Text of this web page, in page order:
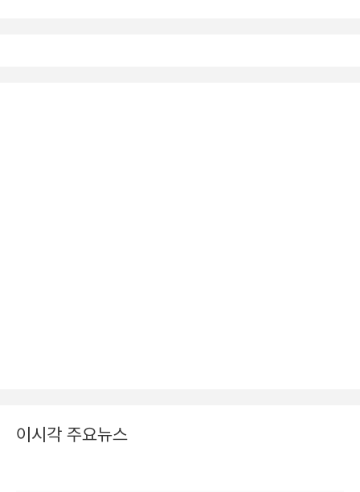
이시각 주요뉴스